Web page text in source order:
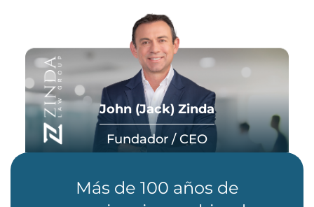
John (Jack) Zinda
Fundador / CEO
Más de 100 años de